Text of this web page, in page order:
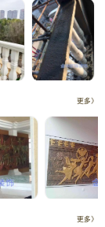
更多》
更多》